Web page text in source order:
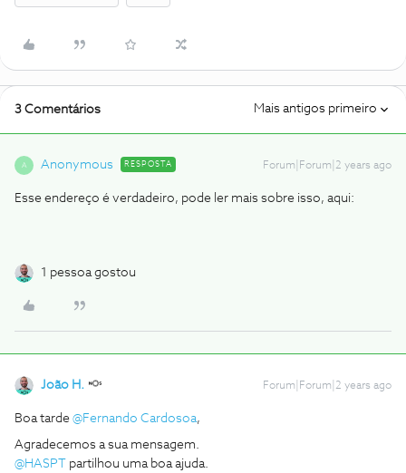
3 Comentários Mais antigos primeiro
A Anonymous RESPOSTA Forum|Forum|2 years ago
Esse endereço é verdadeiro, pode ler mais sobre isso, aqui:
1 pessoa gostou
João H. Forum|Forum|2 years ago
Boa tarde @Fernando Cardosoa,
Agradecemos a sua mensagem.
@HASPT
partilhou uma boa ajuda.